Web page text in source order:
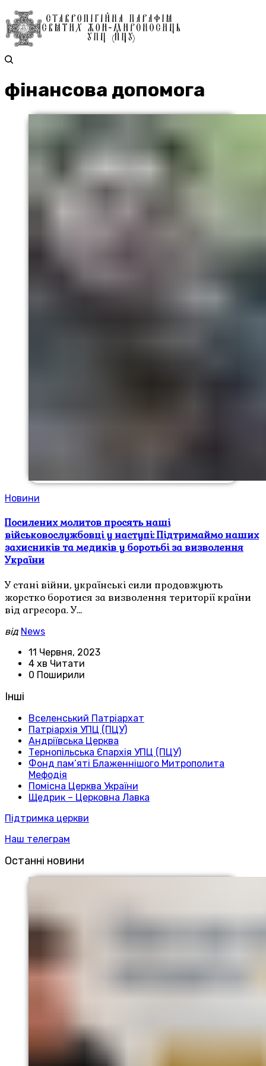
фінансова допомога
Новини
Посилених молитов просять наші
військовослужбовці у наступі: Підтримаймо наших
захисників та медиків у боротьбі за визволення
України
У стані війни, українські сили продовжують
жорстко боротися за визволення території країни
від агресора. У…
від News
11 Червня, 2023
4 хв Читати
0 Поширили
Інші
Вселенський Патріархат
Патріархія УПЦ (ПЦУ)
Андріївська Церква
Тернопільська Єпархія УПЦ (ПЦУ)
Фонд пам’яті Блаженнішого Митрополита
Мефодія
Помісна Церква України
Щедрик – Церковна Лавка
Підтримка церкви
Наш телеграм
Останні новини